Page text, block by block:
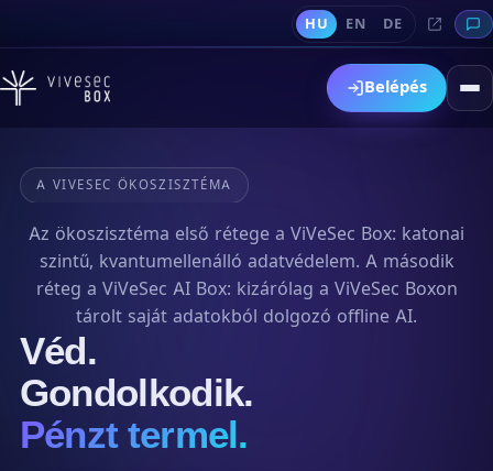
HU EN DE
Belépés
A VIVESEC ÖKOSZISZTÉMA
Az ökoszisztéma első rétege a ViVeSec Box: katonai
szintű, kvantumellenálló adatvédelem. A második
réteg a ViVeSec AI Box: kizárólag a ViVeSec Boxon
tárolt saját adatokból dolgozó offline AI.
Véd.
Gondolkodik.
Pénzt termel.